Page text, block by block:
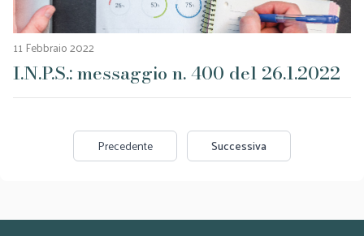
11 Febbraio 2022
I.N.P.S.: messaggio n. 400 del 26.1.2022
Precedente Successiva